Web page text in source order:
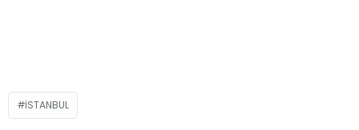
İSTANBUL